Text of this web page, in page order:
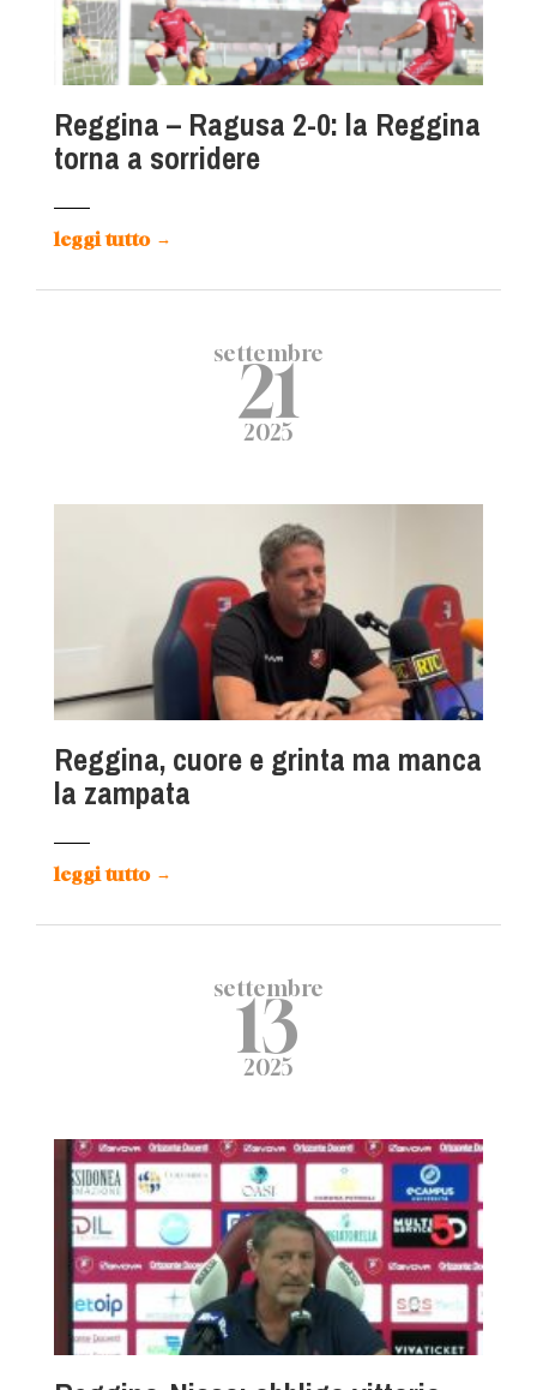
Reggina – Ragusa 2-0: la Reggina
torna a sorridere
leggi tutto →
settembre
21
2025
Reggina, cuore e grinta ma manca
la zampata
leggi tutto →
settembre
13
2025